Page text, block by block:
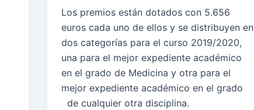
Los premios están dotados con 5.656
euros cada uno de ellos y se distribuyen en
dos categorías para el curso 2019/2020,
una para el mejor expediente académico
en el grado de Medicina y otra para el
mejor expediente académico en el grado
de cualquier otra disciplina.